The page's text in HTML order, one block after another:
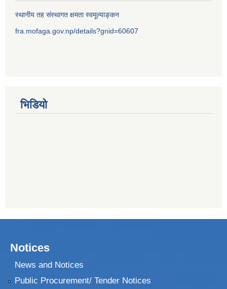
स्थानीय तह संस्थागत क्षमता स्वमूल्याङ्कन
fra.mofaga.gov.np/details?gnid=60607
भिडियो
Notices
News and Notices
Public Procurement/ Tender Notices